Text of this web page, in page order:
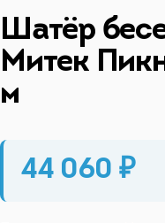
Шатёр
Митек
м
44 060 ₽